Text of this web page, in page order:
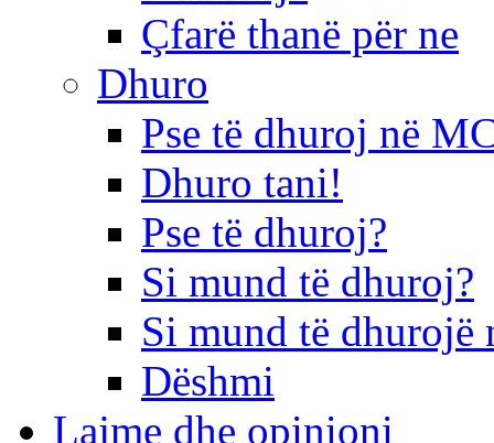
Çfarë thanë për ne
Dhuro
Pse të dhuroj në
Dhuro tani!
Pse të dhuroj?
Si mund të dhuroj?
Si mund të dhurojë
Dëshmi
Lajme dhe opinioni